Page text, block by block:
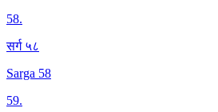
58.
सर्ग ५८
Sarga 58
59.